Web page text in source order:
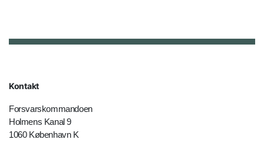
Kontakt
Forsvarskommandoen
Holmens Kanal 9
1060 København K